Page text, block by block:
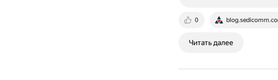
0
Читать далее